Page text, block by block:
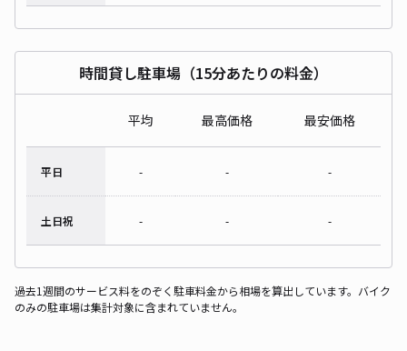
時間貸し駐車場（15分あたりの料金）
平均 最高価格 最安価格
平日 - - -
土日祝 - - -
過去1週間のサービス料をのぞく駐車料金から相場を算出しています。バイク
のみの駐車場は集計対象に含まれていません。